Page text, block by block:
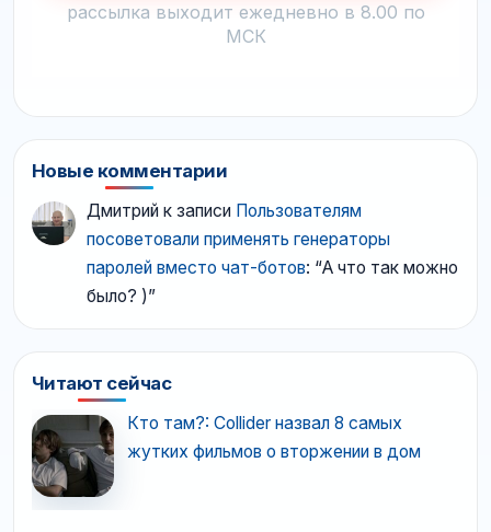
рассылка выходит ежедневно в 8.00 по
МСК
Новые комментарии
Дмитрий к записи Пользователям
посоветовали применять генераторы
паролей вместо чат-ботов: “А что так можно
было? )”
Читают сейчас
Кто там?: Collider назвал 8 самых
жутких фильмов о вторжении в дом